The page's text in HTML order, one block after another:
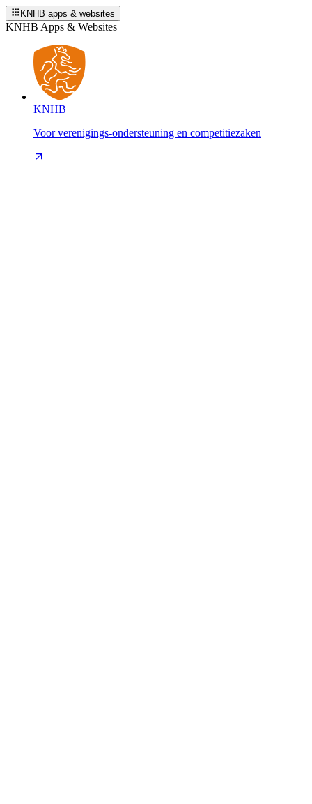
KNHB apps & websites
KNHB Apps & Websites
KNHB
Voor verenigings-ondersteuning en competitiezaken